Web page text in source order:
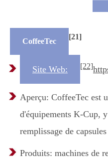
CoffeeTec
[21]
Site Web: [22]
Aperçu: CoffeeTec est
d'équipements K-Cup,
remplissage de
Produits: machines de